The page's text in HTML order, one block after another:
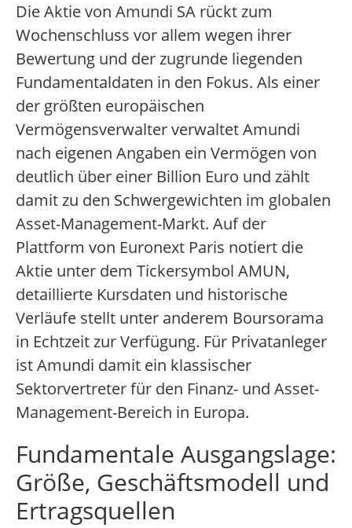
Die Aktie von Amundi SA rückt zum
Wochenschluss vor allem wegen ihrer
Bewertung und der zugrunde liegenden
Fundamentaldaten in den Fokus. Als einer
der größten europäischen
Vermögensverwalter verwaltet Amundi
nach eigenen Angaben ein Vermögen von
deutlich über einer Billion Euro und zählt
damit zu den Schwergewichten im globalen
Asset-Management-Markt. Auf der
Plattform von Euronext Paris notiert die
Aktie unter dem Tickersymbol AMUN,
detaillierte Kursdaten und historische
Verläufe stellt unter anderem Boursorama
in Echtzeit zur Verfügung. Für Privatanleger
ist Amundi damit ein klassischer
Sektorvertreter für den Finanz- und Asset-
Management-Bereich in Europa.
Fundamentale Ausgangslage:
Größe, Geschäftsmodell und
Ertragsquellen